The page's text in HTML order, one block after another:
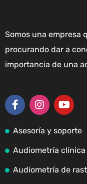
Somos una empresa
procurando dar a
importancia de una
Asesoría y soporte
Audiometría clínica
Audiometría de